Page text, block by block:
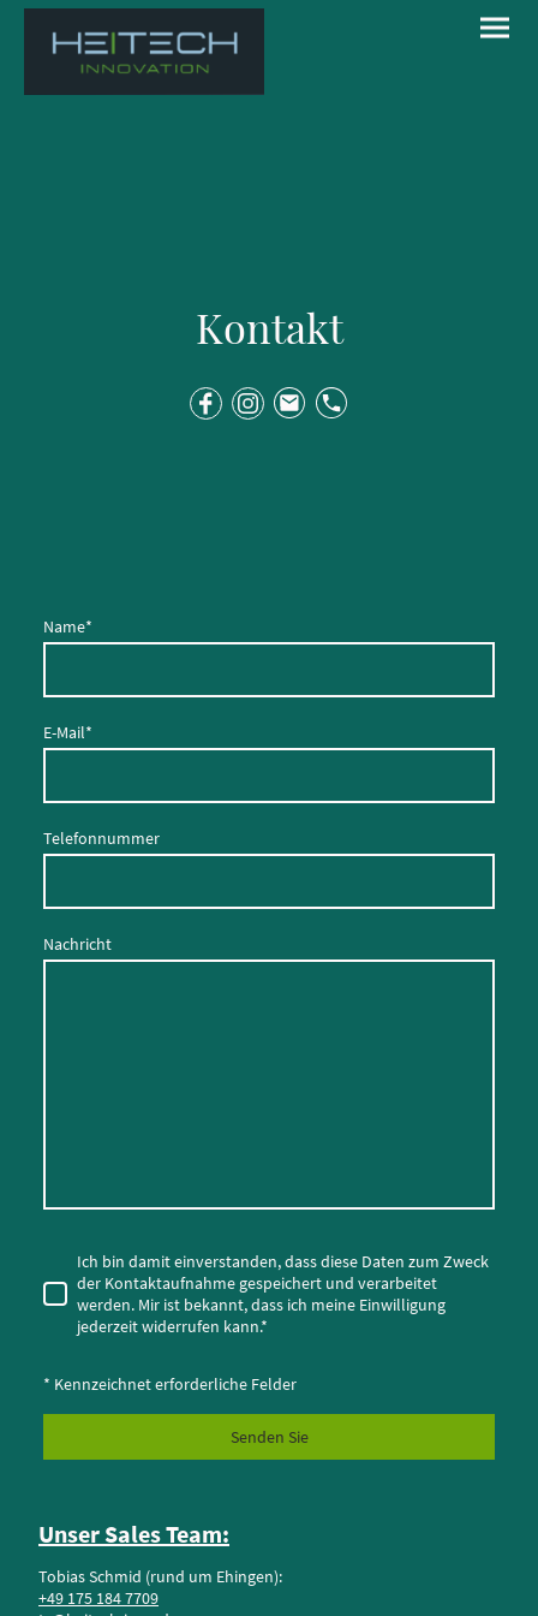
Kontakt
Name*
E-Mail*
Telefonnummer
Nachricht
Ich bin damit einverstanden, dass diese Daten zum Zweck
der Kontaktaufnahme gespeichert und verarbeitet
werden. Mir ist bekannt, dass ich meine Einwilligung
jederzeit widerrufen kann.*
* Kennzeichnet erforderliche Felder
Senden Sie
Unser Sales Team:
Tobias Schmid (rund um Ehingen):
+49 175 184 7709